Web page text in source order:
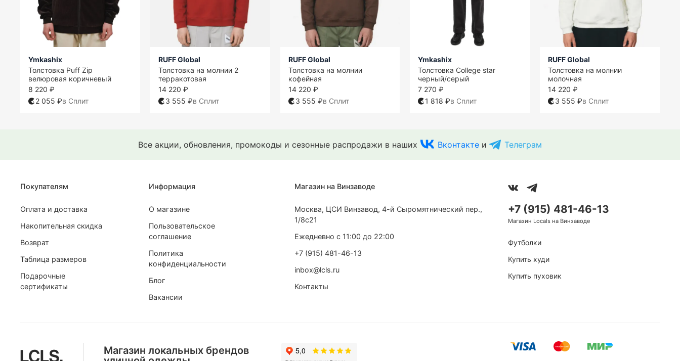
Ymkashix
Толстовка Puff Zip
велюровая коричневый
8 220 ₽
2 055 ₽в Сплит
RUFF Global
Толстовка на молнии 2
терракотовая
14 220 ₽
3 555 ₽в Сплит
RUFF Global
Толстовка на молнии
кофейная
14 220 ₽
3 555 ₽в Сплит
Ymkashix
Толстовка College star
черный/серый
7 270 ₽
1 818 ₽в Сплит
RUFF Global
Толстовка на молнии
молочная
14 220 ₽
3 555 ₽в Сплит
-38%
Ymkashix
-30%
Anteater
Все акции, обновления, промокоды и сезонные распродажи в наших Вконтакте и Телеграм
Покупателям
Оплата и доставка
Накопительная скидка
Возврат
Таблица размеров
Подарочные
сертификаты
Информация
О магазине
Пользовательское
соглашение
Политика
конфиденциальности
Блог
Вакансии
Магазин на Винзаводе
Москва, ЦСИ Винзавод, 4-й Сыромятнический пер.,
1/8с21
Ежедневно с 11:00 до 22:00
+7 (915) 481-46-13
inbox@lcls.ru
Контакты
+7 (915) 481-46-13
Магазин Locals на Винзаводе
Футболки
Купить худи
Купить пуховик
Магазин локальных брендов